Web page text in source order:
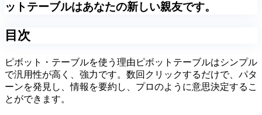
ットテーブルはあなたの新しい親友です。
目次
ピボット・テーブルを使う理由ピボットテーブルはシンプル
で汎用性が高く、強力です。数回クリックするだけで、パタ
ーンを発見し、情報を要約し、プロのように意思決定するこ
とができます。